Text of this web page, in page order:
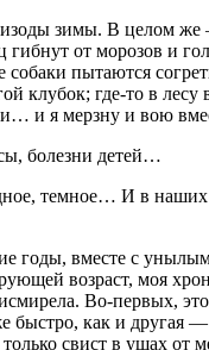
зимы. В целом же
гибнут от морозов и
пытаются
клубок; где-то в
и я мерзну и вою
болезни детей…
темное… И в
годы, вместе с
возраст, моя
Во-первых,
быстро, как и другая
свист в ушах от